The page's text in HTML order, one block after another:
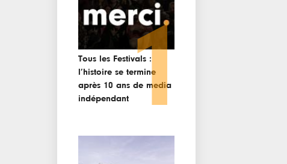
Tous les Festivals :
l’histoire se termine
après 10 ans de media
indépendant1